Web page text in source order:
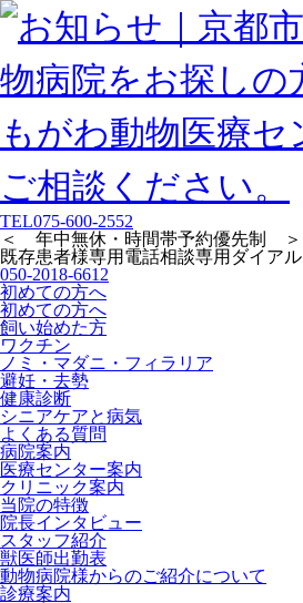
TEL075-600-2552
＜ 年中無休・時間帯予約優先制 ＞
既存患者様専用 電話相談専用ダイアル
050-2018-6612
初めての方へ
初めての方へ
飼い始めた方
ワクチン
ノミ・マダニ・フィラリア
避妊・去勢
健康診断
シニアケアと病気
よくある質問
病院案内
医療センター案内
クリニック案内
当院の特徴
院長インタビュー
スタッフ紹介
獣医師出勤表
動物病院様からのご紹介について
診療案内